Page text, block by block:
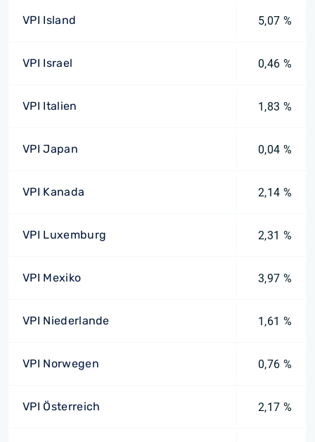
VPI Island 5,07 %
VPI Israel 0,46 %
VPI Italien 1,83 %
VPI Japan 0,04 %
VPI Kanada 2,14 %
VPI Luxemburg 2,31 %
VPI Mexiko 3,97 %
VPI Niederlande 1,61 %
VPI Norwegen 0,76 %
VPI Österreich 2,17 %